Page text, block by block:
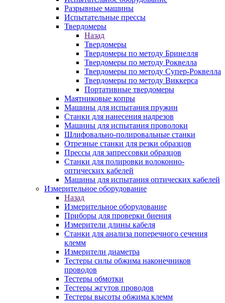
Разрывные машины
Испытательные прессы
Твердомеры
Назад
Твердомеры
Твердомеры по методу Бринелля
Твердомеры по методу Роквелла
Твердомеры по методу Супер-Роквелла
Твердомеры по методу Виккерса
Портативные твердомеры
Маятниковые копры
Машины для испытания пружин
Станки для нанесения надрезов
Машины для испытания проволоки
Шлифовально-полировальные станки
Отрезные станки для резки образцов
Прессы для запрессовки образцов
Станки для полировки волоконно-
оптических кабелей
Машины для испытания оптических кабелей
Измерительное оборудование
Назад
Измерительное оборудование
Приборы для проверки биения
Измерители длины кабеля
Станки для анализа поперечного сечения
клемм
Измерители диаметра
Тестеры силы обжима наконечников
проводов
Тестеры обмотки
Тестеры жгутов проводов
Тестеры высоты обжима клемм